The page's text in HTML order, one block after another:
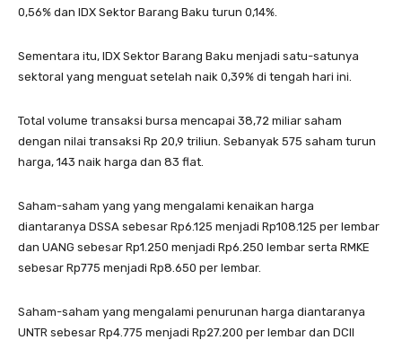
0,56% dan IDX Sektor Barang Baku turun 0,14%.
Sementara itu, IDX Sektor Barang Baku menjadi satu-satunya
sektoral yang menguat setelah naik 0,39% di tengah hari ini.
Total volume transaksi bursa mencapai 38,72 miliar saham
dengan nilai transaksi Rp 20,9 triliun. Sebanyak 575 saham turun
harga, 143 naik harga dan 83 flat.
Saham-saham yang yang mengalami kenaikan harga
diantaranya DSSA sebesar Rp6.125 menjadi Rp108.125 per lembar
dan UANG sebesar Rp1.250 menjadi Rp6.250 lembar serta RMKE
sebesar Rp775 menjadi Rp8.650 per lembar.
Saham-saham yang mengalami penurunan harga diantaranya
UNTR sebesar Rp4.775 menjadi Rp27.200 per lembar dan DCII